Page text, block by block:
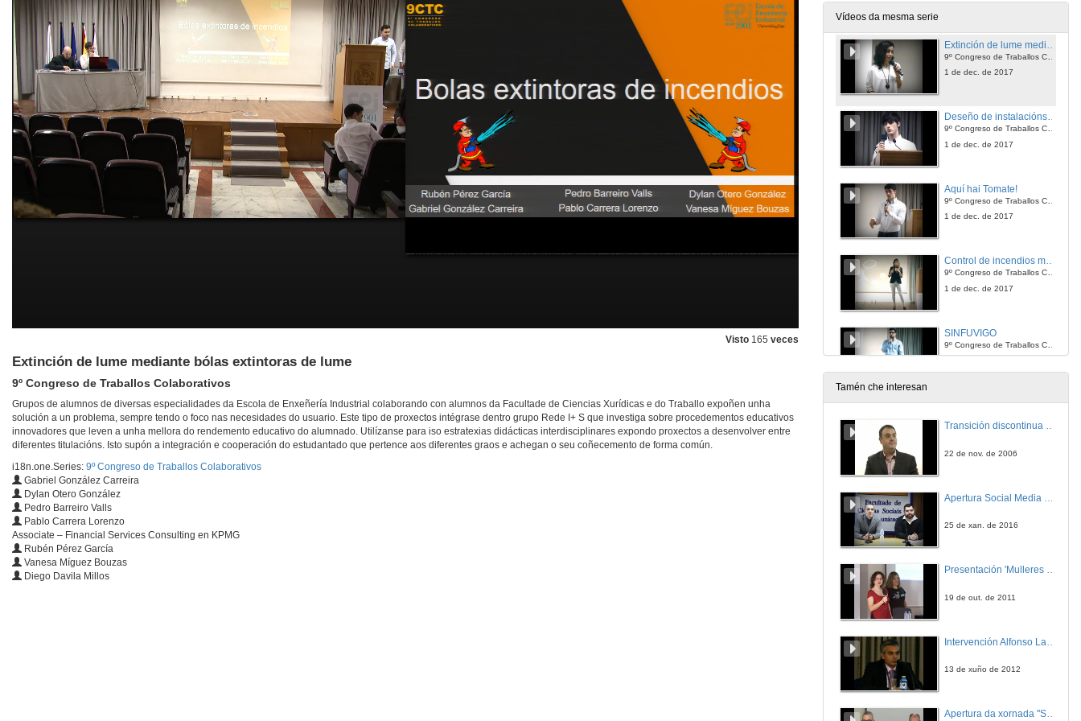
Visto 165 veces
Extinción de lume mediante bólas extintoras de lume
9º Congreso de Traballos Colaborativos
Grupos de alumnos de diversas especialidades da Escola de Enxeñería Industrial colaborando con alumnos da Facultade de Ciencias Xurídicas e do Traballo expoñen unha
solución a un problema, sempre tendo o foco nas necesidades do usuario. Este tipo de proxectos intégrase dentro grupo Rede I+ S que investiga sobre procedementos educativos
innovadores que leven a unha mellora do rendemento educativo do alumnado. Utilízanse para iso estratexias didácticas interdisciplinares expondo proxectos a desenvolver entre
diferentes titulacións. Isto supón a integración e cooperación do estudantado que pertence aos diferentes graos e achegan o seu coñecemento de forma común.
i18n.one.Series: 9º Congreso de Traballos Colaborativos
Gabriel González Carreira
Dylan Otero González
Pedro Barreiro Valls
Pablo Carrera Lorenzo
Associate – Financial Services Consulting en KPMG
Rubén Pérez García
Vanesa Míguez Bouzas
Diego Davila Millos
Vídeos da mesma serie
9º Congreso de Traballos Colaborativos
1 de dec. de 2017
Deseño de instalacións deportivas en concellos que non as teñen
9º Congreso de Traballos Colaborativos
1 de dec. de 2017
Aquí hai Tomate!
9º Congreso de Traballos Colaborativos
1 de dec. de 2017
Control de incendios mediante drons
9º Congreso de Traballos Colaborativos
1 de dec. de 2017
SINFUVIGO
9º Congreso de Traballos Colaborativos
Estudo global da actividade física en Vigo
1 de dec. de 2017
1 de dec. de 2017
Tamén che interesan
Transición discontinua de partículas de microgel termosensible
22 de nov. de 2006
25 de xan. de 2016
Presentación 'Mulleres no software libre'
19 de out. de 2011
13 de xuño de 2012
Apertura da xornada "Smart-Energy, Smart-City"